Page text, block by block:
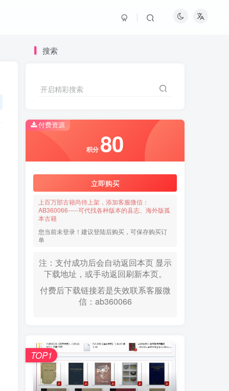
搜索
开启精彩搜索
付费资源
积分 80
立即购买
上百万部古籍尚待上架，添加客服微信：
AB360066-----可代找各种版本的县志、海外版孤
本古籍
您当前未登录！建议登陆后购买，可保存购买订
单
注：支付成功后会自动返回本页 显示
下载地址，或手动返回刷新本页。
付费后下载链接若是失效联系客服微
信：ab360066
TOP1